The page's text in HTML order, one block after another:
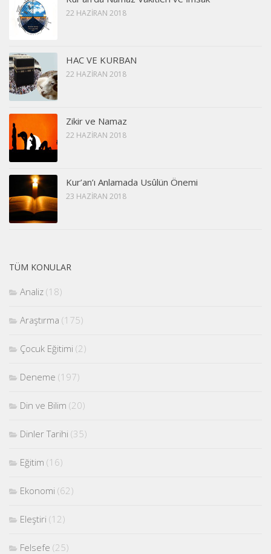
22 HAZIRAN 2018
HAC VE KURBAN
22 HAZIRAN 2018
Zikir ve Namaz
22 HAZIRAN 2018
Kur’an’ı Anlamada Usûlün Önemi
23 HAZIRAN 2018
TÜM KONULAR
Analiz (18)
Araştırma (175)
Çocuk Eğitimi (2)
Deneme (197)
Din ve Bilim (20)
Dinler Tarihi (35)
Eğitim (16)
Ekonomi (62)
Eleştiri (12)
Felsefe (25)